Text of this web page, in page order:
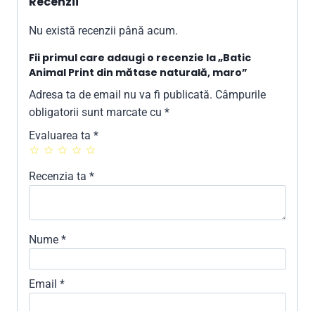
Nu există recenzii până acum.
Fii primul care adaugi o recenzie la „Batic
Animal Print din mătase naturală, maro”
Adresa ta de email nu va fi publicată. Câmpurile
obligatorii sunt marcate cu *
Evaluarea ta *
Recenzia ta *
Nume *
Email *